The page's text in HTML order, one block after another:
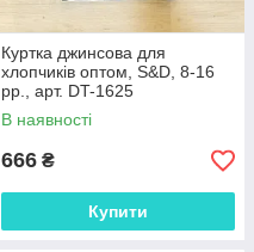
Куртка джинсова для
хлопчиків оптом, S&D, 8-16
рр., арт. DT-1625
В наявності
666 ₴
Купити